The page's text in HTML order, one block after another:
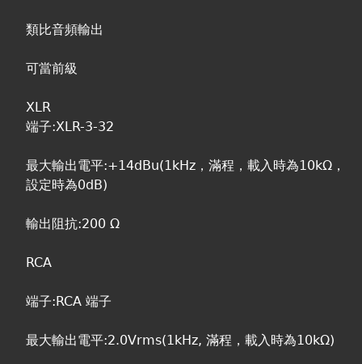
類比音頻輸出
可當前級
XLR
端子:XLR-3-32
最大輸出電平:+14dBu(1kHz，滿程，載入時為10kΩ，
設定時為0dB)
輸出阻抗:200 Ω
RCA
端子:RCA 端子
最大輸出電平:2.0Vrms(1kHz, 滿程，載入時為10kΩ)